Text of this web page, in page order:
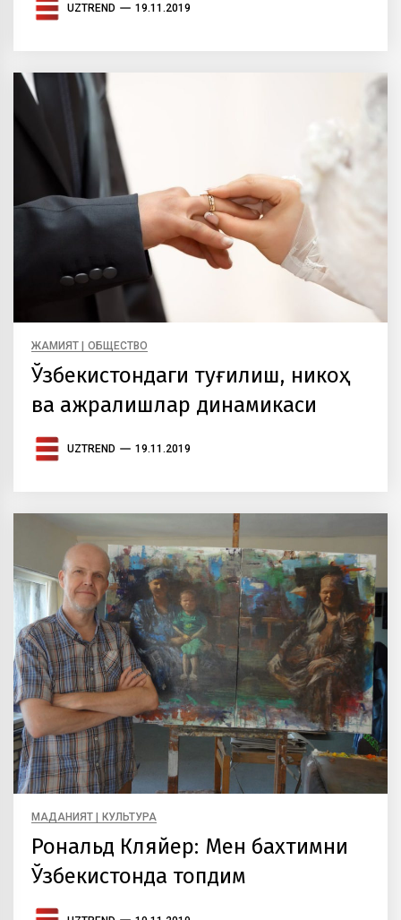
UZTREND 19.11.2019
ЖАМИЯТ | ОБЩЕСТВО
Ўзбекистондаги туғилиш, никоҳ
ва ажралишлар динамикаси
UZTREND 19.11.2019
МАДАНИЯТ | КУЛЬТУРА
Рональд Кляйер: Мен бахтимни
Ўзбекистонда топдим